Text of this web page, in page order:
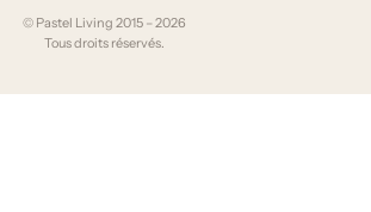
© Pastel Living 2015 – 2026
Tous droits réservés.